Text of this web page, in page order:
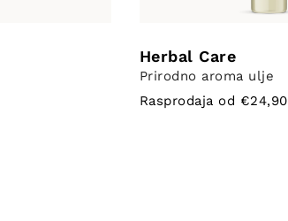
Herbal Care
Prirodno aroma ulje
Rasprodaja od €24,90